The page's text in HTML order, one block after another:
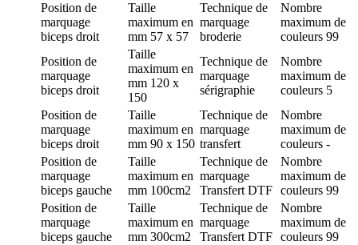
Position de
marquage
biceps droit
Taille
maximum en
mm 57 x 57
Technique de
marquage
broderie
Nombre
maximum de
couleurs 99
Position de
marquage
biceps droit
Taille
maximum en
mm 120 x
150
Technique de
marquage
sérigraphie
Nombre
maximum de
couleurs 5
Position de
marquage
biceps droit
Taille
maximum en
mm 90 x 150
Technique de
marquage
transfert
Nombre
maximum de
couleurs -
Position de
marquage
biceps gauche
Taille
maximum en
mm 100cm2
Technique de
marquage
Transfert DTF
Nombre
maximum de
couleurs 99
Position de
marquage
biceps gauche
Taille
maximum en
mm 300cm2
Technique de
marquage
Transfert DTF
Nombre
maximum de
couleurs 99